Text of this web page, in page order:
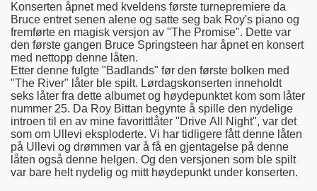
Konserten åpnet med kveldens første turnepremiere da
Bruce entret senen alene og satte seg bak Roy's piano og
fremførte en magisk versjon av "The Promise". Dette var
den første gangen Bruce Springsteen har åpnet en konsert
med nettopp denne låten.
Etter denne fulgte "Badlands" før den første bolken med
"The River" låter ble spilt. Lørdagskonserten inneholdt
seks låter fra dette albumet og høydepunktet kom som låter
nummer 25. Da Roy Bittan begynte å spille den nydelige
introen til en av mine favorittlåter "Drive All Night", var det
som om Ullevi eksploderte. Vi har tidligere fått denne låten
på Ullevi og drømmen var å få en gjentagelse på denne
låten også denne helgen. Og den versjonen som ble spilt
var bare helt nydelig og mitt høydepunkt under konserten.